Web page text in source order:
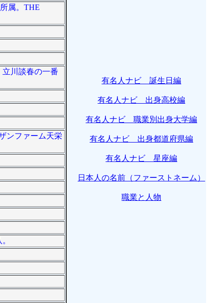
属。THE
立川談春の一番
ンファーム天栄
有名人ナビ 誕生日編
有名人ナビ 出身高校編
有名人ナビ 職業別出身大学編
有名人ナビ 出身都道府県編
有名人ナビ 星座編
日本人の名前（ファーストネーム）
職業と人物